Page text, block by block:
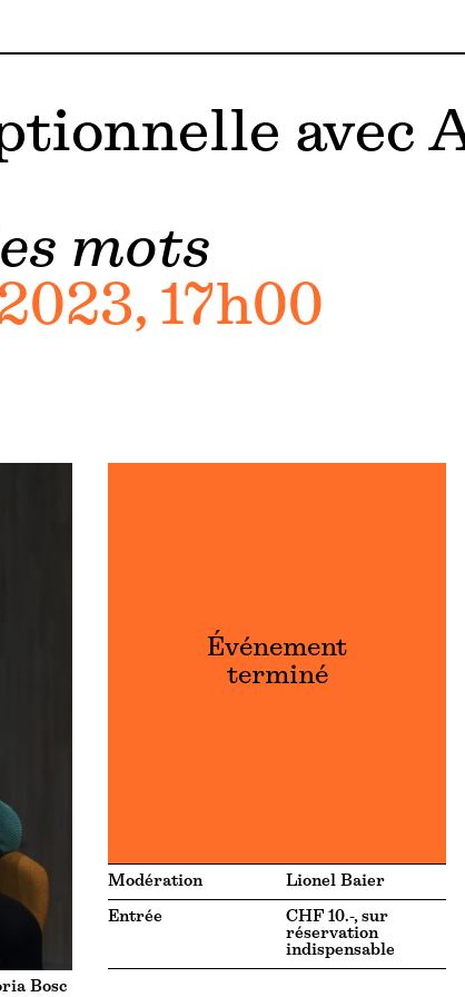
avec
mots
17h00
Bosc
Événement
terminé
Modération Lionel Baier
Entrée
CHF 10.-, sur
réservation
indispensable